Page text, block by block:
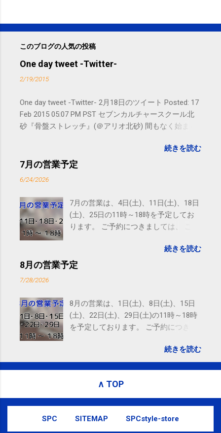
このブログの人気の投稿
One day tweet -Twitter-
2/19/2015
One day tweet -Twitter- 2月18日のツイート Posted: 17
Feb 2015 05:07 PM PST セブンカルチャースクール北
砂『骨盤ストレッチ』(＠アリオ北砂) 間もなく始まり
subscribed to email updates from サクマフィジカルコ
ンディショニング(@SPCstyle) - Twilog To stop
Email delivery powered by Google Google Inc., 1600
Amphitheatre Parkway, Mountain View, CA 94043,
United States
続きを読む
7月の営業予定
6/24/2026
7月の営業は、4日(土)、11日(土)、18日
(土)、25日の11時～18時を予定してお
ります。 ご予約につきましては、 こち
れないことがありますので、ご予約、
お問い合わせはSMS（ショートメッセ
続きを読む
8月の営業予定
7/28/2026
8月の営業は、1日(土)、8日(土)、15日
(土)、22日(土)、29日(土)の11時～18時
を予定しております。 ご予約につきま
す。 電話に出られないことがあります
ので、ご予約、お問い合わせは
をおすすめしております。
続きを読む
∧ TOP
SPC SITEMAP SPCstyle-store